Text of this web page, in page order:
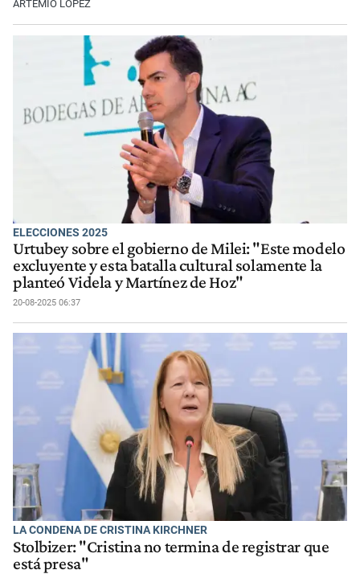
ARTEMIO LÓPEZ
ELECCIONES 2025
Urtubey sobre el gobierno de Milei: "Este modelo
excluyente y esta batalla cultural solamente la
planteó Videla y Martínez de Hoz"
20-08-2025 06:37
LA CONDENA DE CRISTINA KIRCHNER
Stolbizer: "Cristina no termina de registrar que
está presa"